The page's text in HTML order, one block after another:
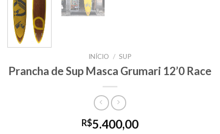
INÍCIO / SUP
Prancha de Sup Masca Grumari 12’0 Race
R$5.400,00